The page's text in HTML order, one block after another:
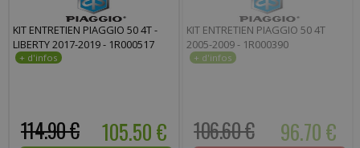
KIT ENTRETIEN PIAGGIO 50 4T -
LIBERTY 2017-2019 - 1R000517
105.50 €
114.90 €
KIT ENTRETIEN PIAGGIO 50 4T
2005-2009 - 1R000390
96.70 €
106.60 €